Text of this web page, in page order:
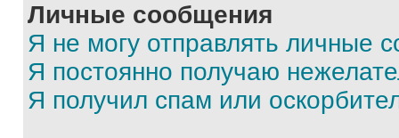
Личные сообщения
Я не могу отправлять личные
Я постоянно получаю
Я получил спам или